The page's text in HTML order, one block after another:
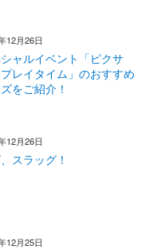
12月26日
ャルイベント「ピクサ
レイタイム」のおすすめ
をご紹介！
12月26日
スラッグ！
12月25日